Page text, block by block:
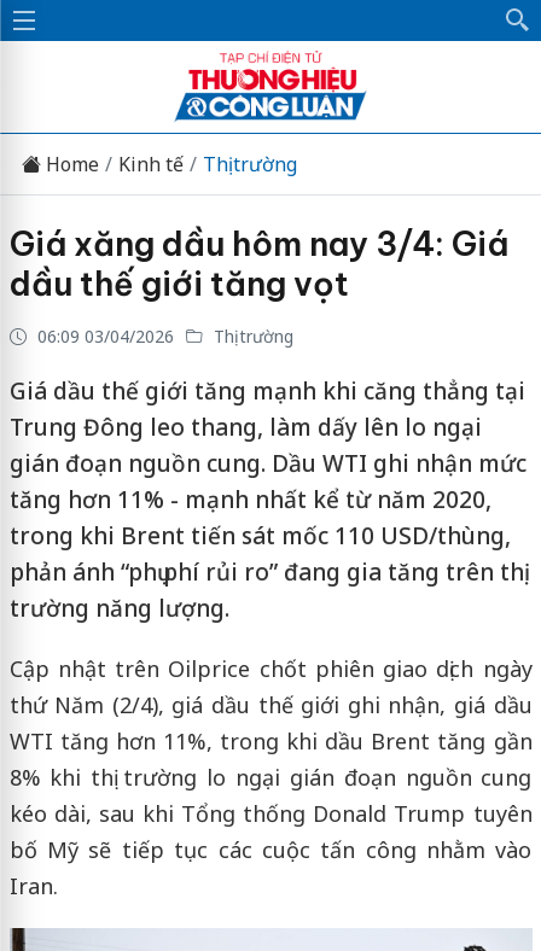
Home Kinh tế Thị trường
Giá xăng dầu hôm nay 3/4: Giá
dầu thế giới tăng vọt
06:09 03/04/2026 Thị trường
Giá dầu thế giới tăng mạnh khi căng thẳng tại
Trung Đông leo thang, làm dấy lên lo ngại
gián đoạn nguồn cung. Dầu WTI ghi nhận mức
tăng hơn 11% - mạnh nhất kể từ năm 2020,
trong khi Brent tiến sát mốc 110 USD/thùng,
phản ánh “phụ phí rủi ro” đang gia tăng trên thị
trường năng lượng.
Cập nhật trên Oilprice chốt phiên giao dịch ngày
thứ Năm (2/4), giá dầu thế giới ghi nhận, giá dầu
WTI tăng hơn 11%, trong khi dầu Brent tăng gần
8% khi thị trường lo ngại gián đoạn nguồn cung
kéo dài, sau khi Tổng thống Donald Trump tuyên
bố Mỹ sẽ tiếp tục các cuộc tấn công nhằm vào
Iran.